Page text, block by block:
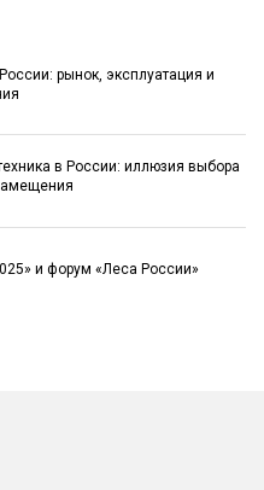
рынок, эксплуатация и
в России: иллюзия выбора
и форум «Леса России»